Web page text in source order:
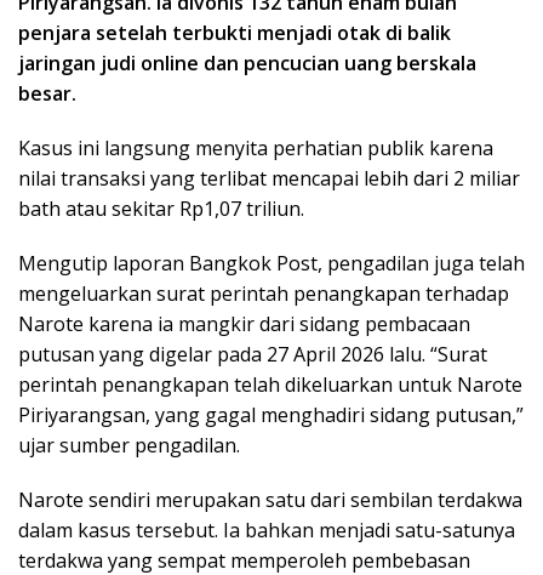
penjara setelah terbukti menjadi otak di balik
jaringan judi online dan pencucian uang berskala
besar.
Kasus ini langsung menyita perhatian publik karena
nilai transaksi yang terlibat mencapai lebih dari 2 miliar
bath atau sekitar Rp1,07 triliun.
Mengutip laporan Bangkok Post, pengadilan juga telah
mengeluarkan surat perintah penangkapan terhadap
Narote karena ia mangkir dari sidang pembacaan
putusan yang digelar pada 27 April 2026 lalu. “Surat
perintah penangkapan telah dikeluarkan untuk Narote
Piriyarangsan, yang gagal menghadiri sidang putusan,”
ujar sumber pengadilan.
Narote sendiri merupakan satu dari sembilan terdakwa
dalam kasus tersebut. Ia bahkan menjadi satu-satunya
terdakwa yang sempat memperoleh pembebasan